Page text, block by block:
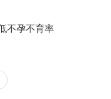
不孕不育率